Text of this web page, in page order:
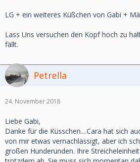
LG + ein weiteres Küßchen von Gabi +
Lass Uns versuchen den Kopf hoch zu
fällt.
Petrella
24. November 2018
Liebe Gabi,
Danke für die Küsschen....Cara hat sich
von mir etwas vernachlässigt, aber ich
großen Hunderunden. Ihre